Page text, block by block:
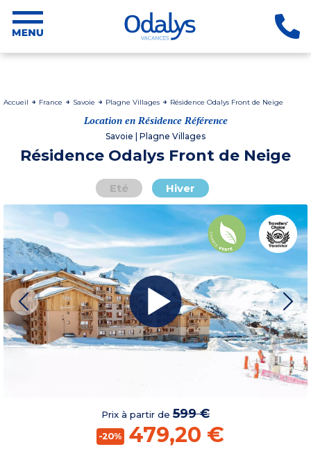
Accueil France Savoie Plagne Villages Résidence Odalys Front de Neige
Location en Résidence Référence
Savoie | Plagne Villages
Résidence Odalys Front de Neige
Eté Hiver
Prix à partir de 599 €
-20% 479,20 €